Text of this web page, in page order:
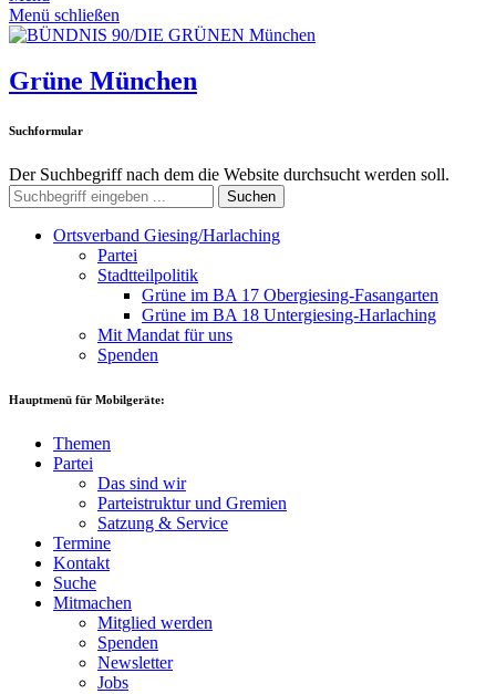
Menü schließen
Grüne München
Suchformular
Der Suchbegriff nach dem die Website durchsucht werden soll.
Suchen
Ortsverband Giesing/Harlaching
Partei
Stadtteilpolitik
Grüne im BA 17 Obergiesing-Fasangarten
Grüne im BA 18 Untergiesing-Harlaching
Mit Mandat für uns
Spenden
Hauptmenü für Mobilgeräte:
Themen
Partei
Das sind wir
Parteistruktur und Gremien
Satzung & Service
Termine
Kontakt
Suche
Mitmachen
Mitglied werden
Spenden
Newsletter
Jobs